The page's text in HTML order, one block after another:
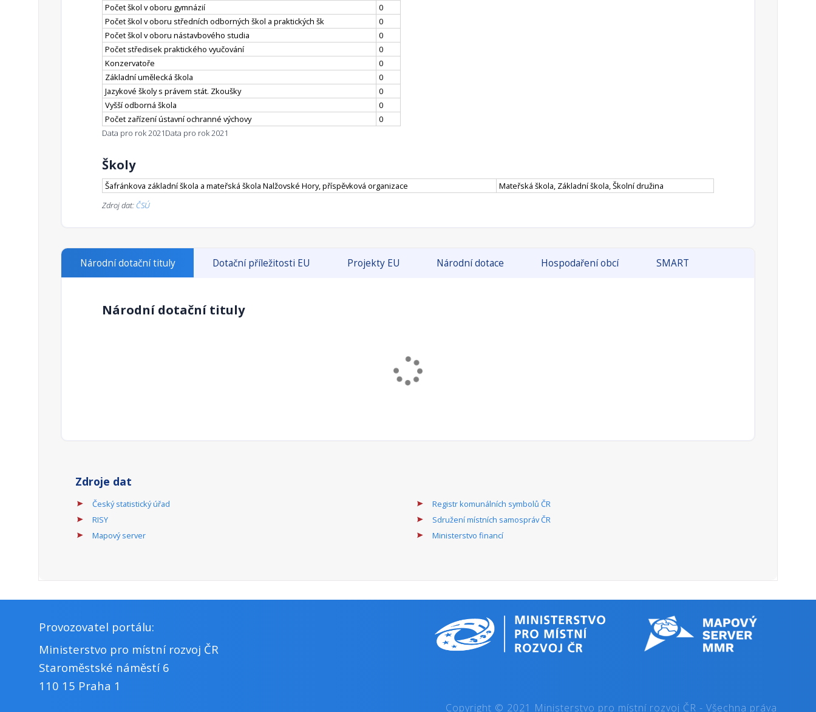
Počet škol v oboru gymnázií
0
Počet škol v oboru středních odborných škol a praktických šk
0
Počet škol v oboru nástavbového studia
0
Počet středisek praktického vyučování
0
Konzervatoře
0
Základní umělecká škola
0
Jazykové školy s právem stát. Zkoušky
0
Vyšší odborná škola
0
Počet zařízení ústavní ochranné výchovy
0
Data pro rok 2021Data pro rok 2021
Školy
Šafránkova základní škola a mateřská škola Nalžovské Hory, příspěvková organizace
Mateřská škola, Základní škola, Školní družina
Zdroj dat: ČSÚ
Národní dotační tituly Dotační příležitosti EU Projekty EU Národní dotace Hospodaření obcí SMART
Národní dotační tituly
Alokace dotačního titulu 2024 (mil. Kč):
Územní dimenze ANO/NE:
Příjemci:
Popis územní dimenze:
Podporované aktivity:
Program je realizován na základě usnesení vlády č. 902 ze dne 10. září 2003. Program je systémovým řešením
Odpovědný rezort:
MK
Alokace dotačního titulu 2023 (mil. Kč):
633.66
Alokace dotačního titulu 2024 (mil. Kč):
Územní dimenze ANO/NE:
Podporované aktivity: